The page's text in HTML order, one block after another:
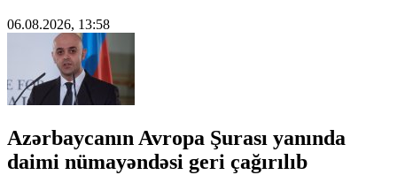
06.08.2026, 13:58
Azərbaycanın Avropa Şurası yanında
daimi nümayəndəsi geri çağırılıb